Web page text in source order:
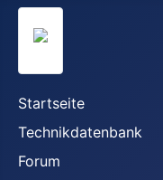
Startseite
Technikdatenbank
Forum